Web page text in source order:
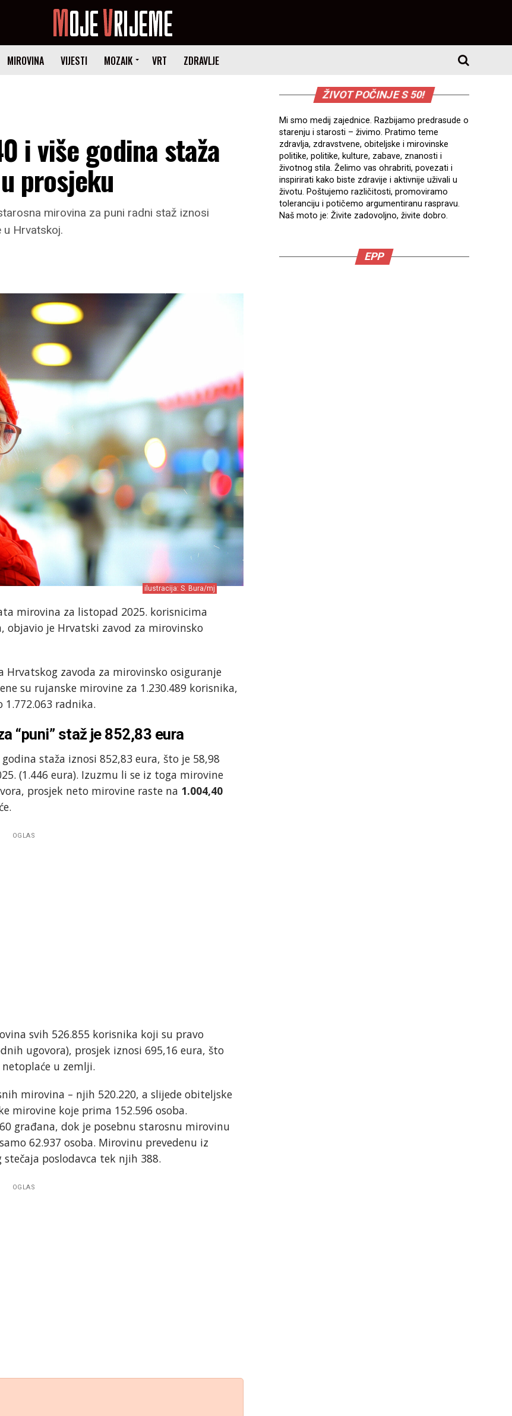
MIROVINA VIJESTI MOZAIK VRT ZDRAVLJE
i više godina staža
prosjeku
mirovina za puni radni staž iznosi
Hrvatskoj.
ilustracija: S. Bura/mj
mirovina za listopad 2025. korisnicima
je Hrvatski zavod za mirovinsko
zavoda za mirovinsko osiguranje
su rujanske mirovine za 1.230.489 korisnika,
radnika.
“puni” staž je 852,83 eura
staža iznosi 852,83 eura, što je 58,98
(1.446 eura). Izuzmu li se iz toga mirovine
prosjek neto mirovine raste na 1.004,40
OGLAS
svih 526.855 korisnika koji su pravo
ugovora), prosjek iznosi 695,16 eura, što
u zemlji.
mirovina – njih 520.220, a slijede obiteljske
mirovine koje prima 152.596 osoba.
građana, dok je posebnu starosnu mirovinu
62.937 osoba. Mirovinu prevedenu iz
poslodavca tek njih 388.
OGLAS
ŽIVOT POČINJE S 50!
Mi smo medij zajednice. Razbijamo predrasude o
starenju i starosti – živimo. Pratimo teme
zdravlja, zdravstvene, obiteljske i mirovinske
politike, politike, kulture, zabave, znanosti i
životnog stila. Želimo vas ohrabriti, povezati i
inspirirati kako biste zdravije i aktivnije uživali u
životu. Poštujemo različitosti, promoviramo
toleranciju i potičemo argumentiranu raspravu.
Naš moto je: Živite zadovoljno, živite dobro.
EPP